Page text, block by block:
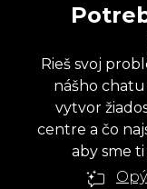
Rieš svoj
nášho chatu
vytvor
centre a čo
aby sme